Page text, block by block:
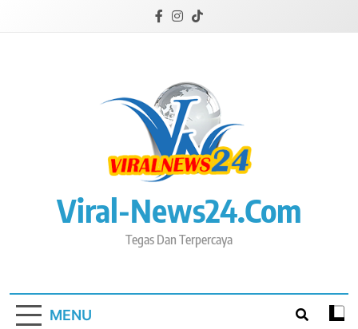
Viral-News24.com
Tegas Dan Terpercaya
MENU